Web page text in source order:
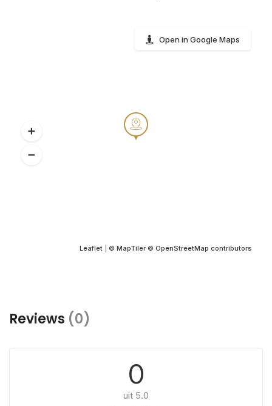
Leaflet © MapTiler © OpenStreetMap contributors
Open in Google Maps
Reviews (0)
0
uit 5.0